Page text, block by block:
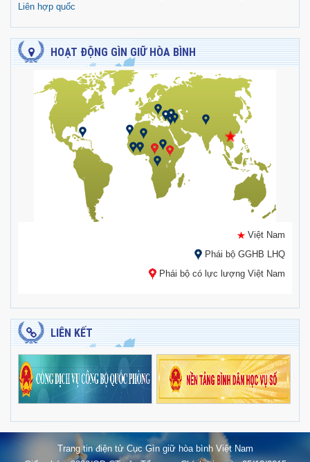
Liên hợp quốc
HOẠT ĐỘNG GÌN GIỮ HÒA BÌNH
Việt Nam
Phái bộ GGHB LHQ
Phái bộ có lực lượng Việt Nam
LIÊN KẾT
Trang tin điện tử Cục Gìn giữ hòa bình Việt Nam